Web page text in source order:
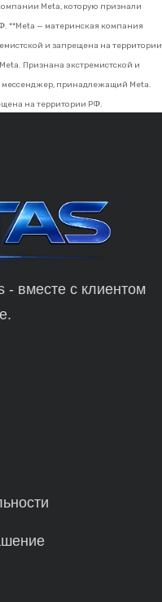
Meta, которую признали
**Meta — материнская компания
и запрещена на территории
Признана экстремистской и
мессенджер, принадлежащий Meta.
на территории РФ.
- вместе с клиентом